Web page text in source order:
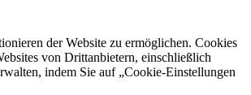
der Website zu ermöglichen. Cookies
von Drittanbietern, einschließlich
indem Sie auf „Cookie-Einstellungen